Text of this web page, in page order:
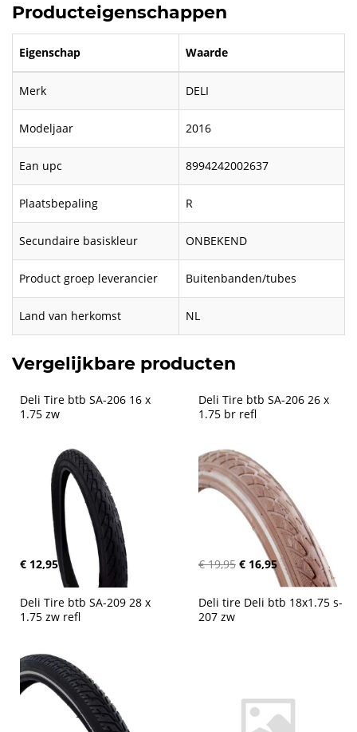
Producteigenschappen
Eigenschap Waarde
Merk DELI
Modeljaar 2016
Ean upc 8994242002637
Plaatsbepaling R
Secundaire basiskleur ONBEKEND
Product groep leverancier Buitenbanden/tubes
Land van herkomst NL
Vergelijkbare producten
Deli Tire btb SA-206 16 x
1.75 zw
€ 12,95
Deli Tire btb SA-206 26 x
1.75 br refl
€ 19,95 € 16,95
Deli Tire btb SA-209 28 x
1.75 zw refl
Deli tire Deli btb 18x1.75 s-
207 zw